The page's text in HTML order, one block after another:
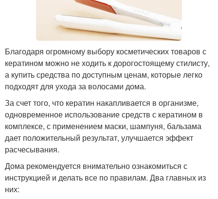
Благодаря огромному выбору косметических товаров с
кератином можно не ходить к дорогостоящему стилисту,
а купить средства по доступным ценам, которые легко
подходят для ухода за волосами дома.
За счет того, что кератин накапливается в организме,
одновременное использование средств с кератином в
комплексе, с применением маски, шампуня, бальзама
дает положительный результат, улучшается эффект
расчесывания.
Дома рекомендуется внимательно ознакомиться с
инструкцией и делать все по правилам. Два главных из
них: